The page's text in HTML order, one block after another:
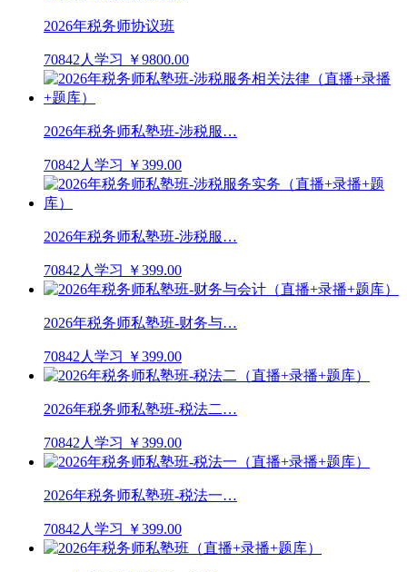
2026年税务师协议班
70842人学习 ￥9800.00
2026年税务师私塾班-涉税服…
70842人学习 ￥399.00
2026年税务师私塾班-涉税服…
70842人学习 ￥399.00
2026年税务师私塾班-财务与…
70842人学习 ￥399.00
2026年税务师私塾班-税法二…
70842人学习 ￥399.00
2026年税务师私塾班-税法一…
70842人学习 ￥399.00